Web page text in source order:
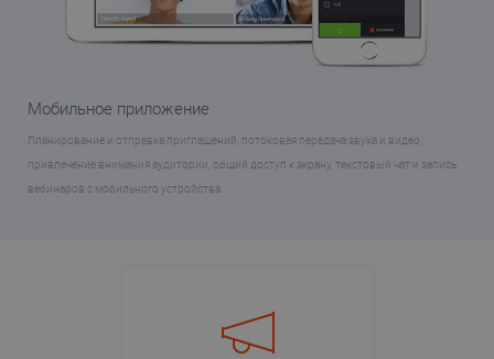
Мобильное приложение
Планирование и отправка приглашений, потоковая передача звука и видео,
привлечение внимания аудитории, общий доступ к экрану, текстовый чат и запись
вебинаров с мобильного устройства.